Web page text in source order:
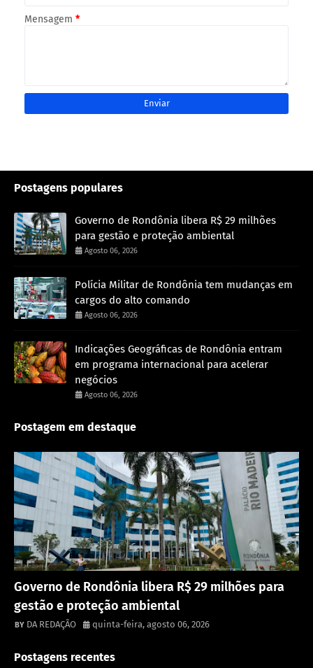
Mensagem *
Postagens populares
Governo de Rondônia libera R$ 29 milhões
para gestão e proteção ambiental
Agosto 06, 2026
Polícia Militar de Rondônia tem mudanças em
cargos do alto comando
Agosto 06, 2026
Indicações Geográficas de Rondônia entram
em programa internacional para acelerar
negócios
Agosto 06, 2026
Postagem em destaque
Governo de Rondônia libera R$ 29 milhões para
gestão e proteção ambiental
DA REDAÇÃO quinta-feira, agosto 06, 2026
Postagens recentes